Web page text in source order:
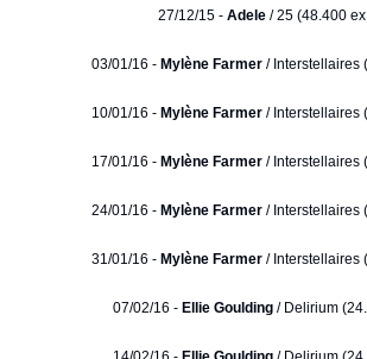
27/12/15 - Adele / 25 (48.400
03/01/16 - Mylène Farmer / Interstellaires
10/01/16 - Mylène Farmer / Interstellaires
17/01/16 - Mylène Farmer / Interstellaires
24/01/16 - Mylène Farmer / Interstellaires
31/01/16 - Mylène Farmer / Interstellaires
07/02/16 - Ellie Goulding / Delirium